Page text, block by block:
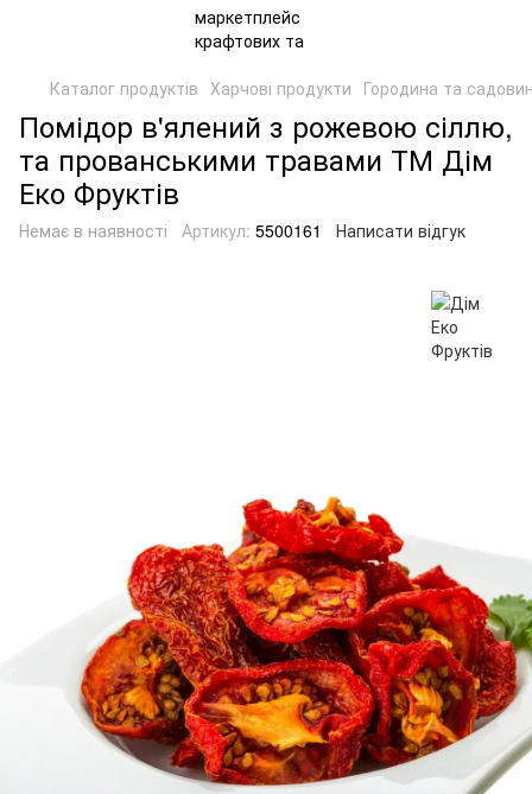
Каталог продуктів Харчові продукти Городина та
Помідор в'ялений з рожевою сіллю,
та прованськими травами ТМ Дім
Еко Фруктів
Немає в наявності Артикул: 5500161 Написати відгук